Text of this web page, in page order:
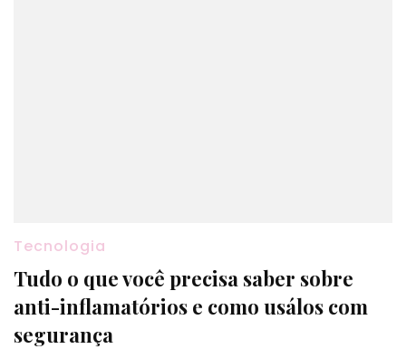
Tecnologia
Tudo o que você precisa saber sobre
anti-inflamatórios e como usálos com
segurança